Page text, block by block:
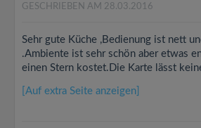
GESCHRIEBEN AM 28.03.2016
Sehr gute Küche ,Bedienung ist nett
.Ambiente ist sehr schön aber etwas
einen Stern kostet.Die Karte lässt
[Auf extra Seite anzeigen]